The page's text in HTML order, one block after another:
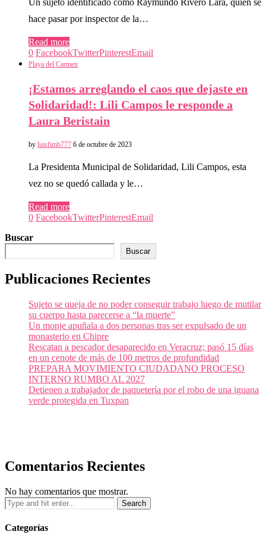
hace pasar por inspector de la…
Read more
0 FacebookTwitterPinterestEmail
Playa del Carmen
¡Estamos arreglando el caos que dejaste en
Solidaridad!: Lili Campos le responde a
Laura Beristain
by luisfimb777 6 de octubre de 2023
La Presidenta Municipal de Solidaridad, Lili Campos, esta
vez no se quedó callada y le…
Read more
0 FacebookTwitterPinterestEmail
Buscar
Buscar
Publicaciones Recientes
Sujeto se queja de no poder conseguir trabajo luego de mutilar
su cuerpo hasta parecerse a “la muerte”
Un monje apuñala a dos personas tras ser expulsado de un
monasterio en Chipre
Rescatan a pescador desaparecido en Veracruz; pasó 15 días
en un cenote de más de 100 metros de profundidad
PREPARA MOVIMIENTO CIUDADANO PROCESO
INTERNO RUMBO AL 2027
Detienen a trabajador de paquetería por el robo de una iguana
verde protegida en Tuxpan
Comentarios Recientes
No hay comentarios que mostrar.
Categorías